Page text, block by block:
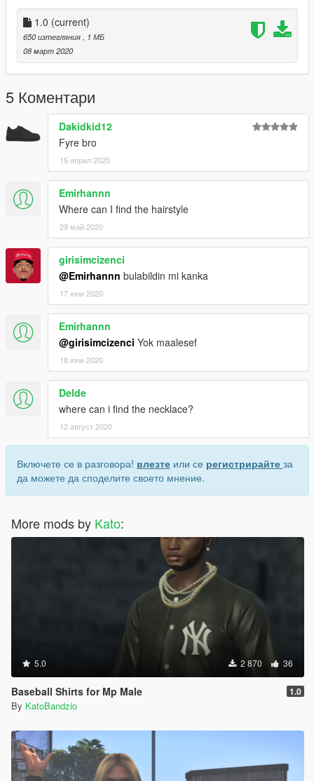
1.0 (current)
650 изтегляния
, 1 МБ
08 март 2020
5 Коментари
Dakidkid12
Fyre bro
15 април 2020
Emirhannn
Where can I find the hairstyle
29 май 2020
girisimcizenci
@Emirhannn bulabildin mi kanka
17 юни 2020
Emirhannn
@girisimcizenci Yok maalesef
18 юни 2020
Delde
where can i find the necklace?
12 август 2020
Включете се в разговора! влезте или се регистрирайте за
да можете да споделите своето мнение.
More mods by Kato:
5.0 2 870 36
Baseball Shirts for Mp Male 1.0
By KatoBandzio